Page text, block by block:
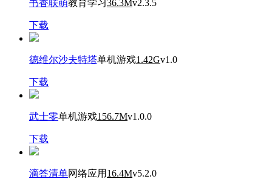
书香联萌教育学习36.3Mv2.3.5
下载
德维尔沙夫特塔单机游戏1.42Gv1.0
下载
武士零单机游戏156.7Mv1.0.0
下载
滴答清单网络应用 16.4Mv5.2.0